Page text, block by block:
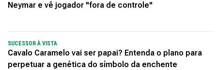
Neymar e vê jogador "fora de controle"
SUCESSOR À VISTA
Cavalo Caramelo vai ser papai? Entenda o plano para
perpetuar a genética do símbolo da enchente